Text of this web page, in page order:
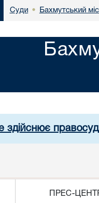
Суди • Бахмутський
здійснює
ПРЕС-